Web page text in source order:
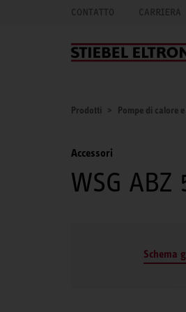
CONTATTO CARRIERA
Prodotti Pompe di calore
Accessori
WSG ABZ
Schema